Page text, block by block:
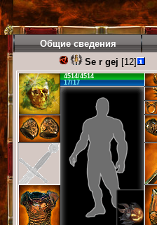
Общие сведения
Se r gej [12]
4514/4514
17/17